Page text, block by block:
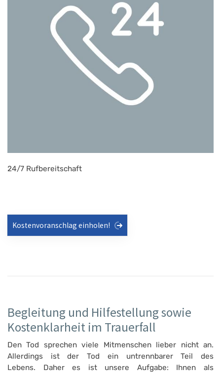
24/7 Rufbereitschaft
Kostenvoranschlag einholen!
Begleitung und Hilfestellung sowie
Kostenklarheit im Trauerfall
Den Tod sprechen viele Mitmenschen lieber nicht an.
Allerdings ist der Tod ein untrennbarer Teil des
Lebens. Daher es ist unsere Aufgabe: Ihnen als